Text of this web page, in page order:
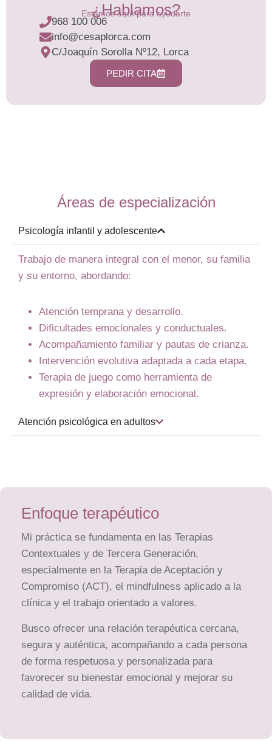
¿Hablamos?
Estamos aquí para ayudarte
968 100 006
info@cesaplorca.com
C/Joaquín Sorolla Nº12, Lorca
PEDIR CITA
Áreas de especialización
Psicología infantil y adolescente
Trabajo de manera integral con el menor, su familia
y su entorno, abordando:
Atención temprana y desarrollo.
Dificultades emocionales y conductuales.
Acompañamiento familiar y pautas de crianza.
Intervención evolutiva adaptada a cada etapa.
Terapia de juego como herramienta de
expresión y elaboración emocional.
Atención psicológica en adultos
Enfoque terapéutico
Mi práctica se fundamenta en las Terapias
Contextuales y de Tercera Generación,
especialmente en la Terapia de Aceptación y
Compromiso (ACT), el mindfulness aplicado a la
clínica y el trabajo orientado a valores.
Busco ofrecer una relación terapéutica cercana,
segura y auténtica, acompañando a cada persona
de forma respetuosa y personalizada para
favorecer su bienestar emocional y mejorar su
calidad de vida.